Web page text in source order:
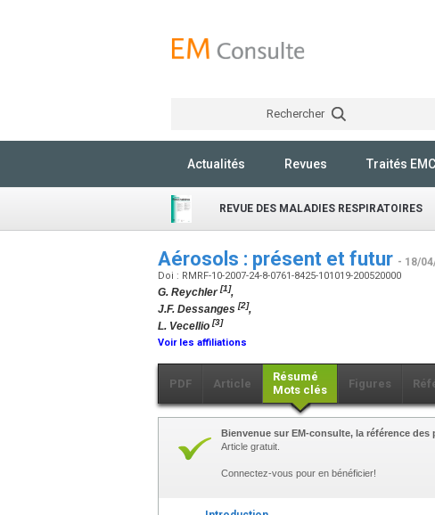
Rechercher
Actualités Revues Traités EMC
REVUE DES MALADIES RESPIRATOIRES
Aérosols : présent et futur - 18/
Doi : RMRF-10-2007-24-8-0761-8425-101019-200520000
G. Reychler[1],
J.F. Dessanges [2],
L. Vecellio [3]
Voir les affiliations
PDF Article
Résumé
Mots clés
Figures
Bienvenue sur EM-consulte, la référence
Article gratuit.
Connectez-vous pour en bénéficier!